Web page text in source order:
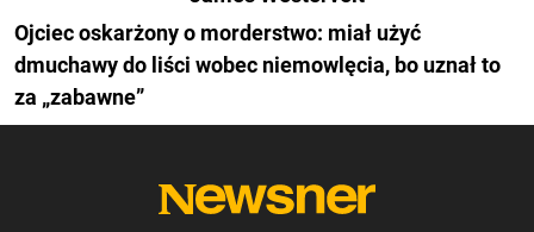
Ojciec oskarżony o morderstwo: miał użyć
dmuchawy do liści wobec niemowlęcia, bo uznał to
za „zabawne”